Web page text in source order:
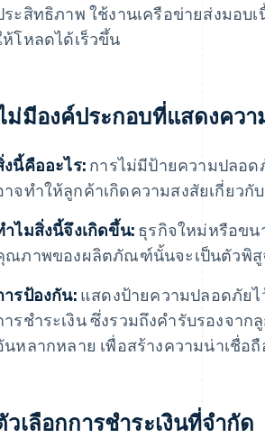
ระสิทธิภาพ ใช้งานเครือข่ายส่งมอบ
ห้โหลดได้เร็วขึ้น
ม่มีองค์ประกอบที่แสดงควา
งนี้คืออะไร: การไม่มีป้ายความปลอด
าจทำให้ลูกค้าเกิดความสงสัยเกี่ยวกั
าไมสิ่งนี้จึงเกิดขึ้น: ธุรกิจใหม่หรือขน
ณภาพของผลิตภัณฑ์นั้นจะเป็นตัวพิสู
ารป้องกัน:แสดงป้ายความปลอดภัยไ
ารชำระเงิน ซึ่งรวมถึงคำรับรองจา
นหลากหลาย เพื่อสร้างความน่าเชื่อถื
วเลือกการชําระเงินที่จํากัด